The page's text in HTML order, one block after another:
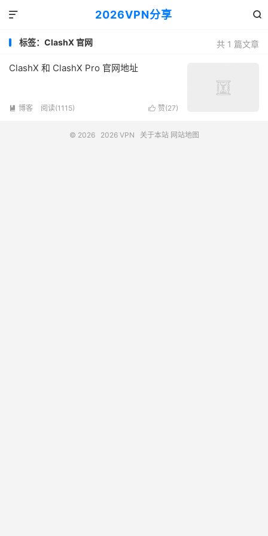
2026VPN分享 

共 1 篇文章
标签：ClashX 官网
ClashX 和 ClashX Pro 官网地址
 赞(27)
 博客 阅读(1115)
© 2026 2026 VPN 关于本站 网站地图